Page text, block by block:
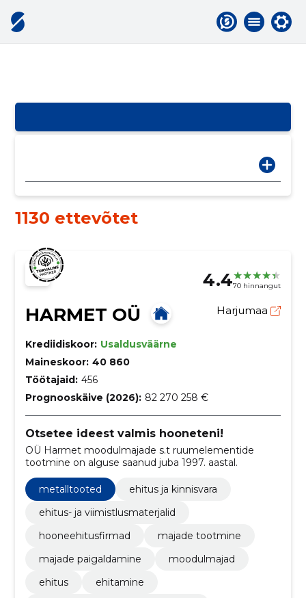
1130 ettevõtet
4.470 hinnangut
HARMET OÜ Harjumaa
Krediidiskoor: Usaldusväärne
Maineskoor: 40 860
Töötajaid: 456
Prognooskäive (2026): 82 270 258 €
Otsetee ideest valmis hooneteni!
OÜ Harmet moodulmajade s.t ruumelementide
tootmine on alguse saanud juba 1997. aastal.
metalltooted
ehitus ja kinnisvara
ehitus- ja viimistlusmaterjalid
hooneehitusfirmad
majade tootmine
majade paigaldamine
moodulmajad
ehitus
ehitamine